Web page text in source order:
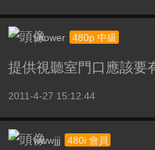
shower 480p 中級
提供視聽室門口應該要
2011-4-27 15:12:44
wwwjjj 480i 會員